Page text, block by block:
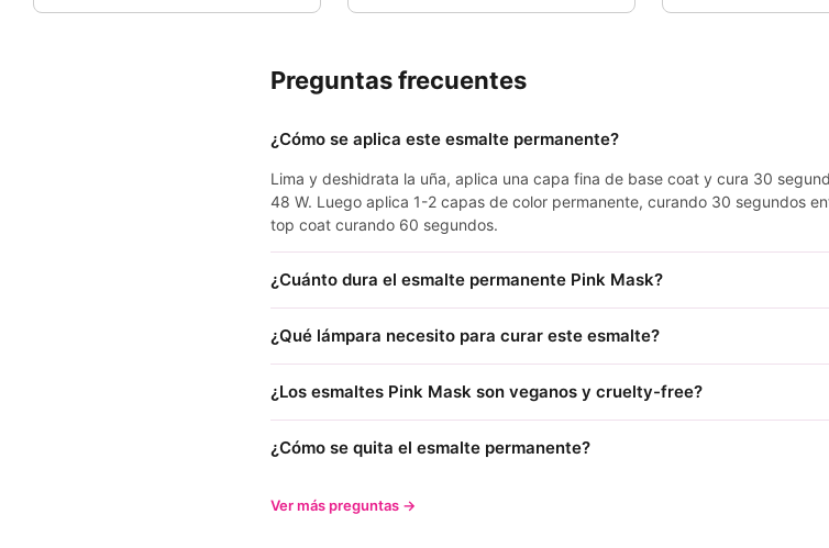
Preguntas frecuentes
¿Cómo se aplica este esmalte permanente?
Lima y deshidrata la uña, aplica una capa fina de base coat y cura 30
48 W. Luego aplica 1-2 capas de color permanente, curando 30 segundos
top coat curando 60 segundos.
¿Cuánto dura el esmalte permanente Pink Mask?
¿Qué lámpara necesito para curar este esmalte?
¿Los esmaltes Pink Mask son veganos y cruelty-free?
¿Cómo se quita el esmalte permanente?
Ver más preguntas →